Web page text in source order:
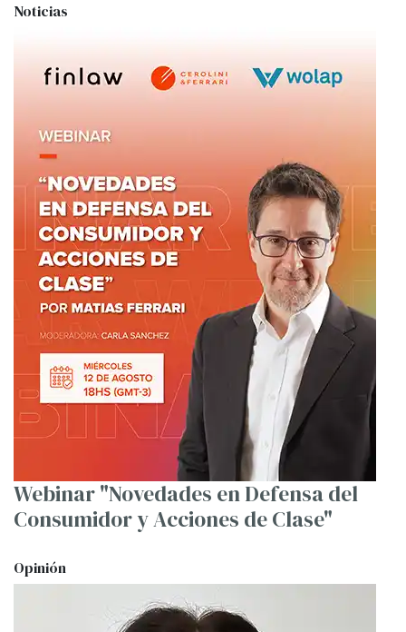
Noticias
Webinar "Novedades en Defensa del
Consumidor y Acciones de Clase"
Opinión